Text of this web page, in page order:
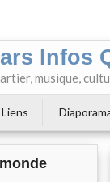
Infos
musique,
Liens